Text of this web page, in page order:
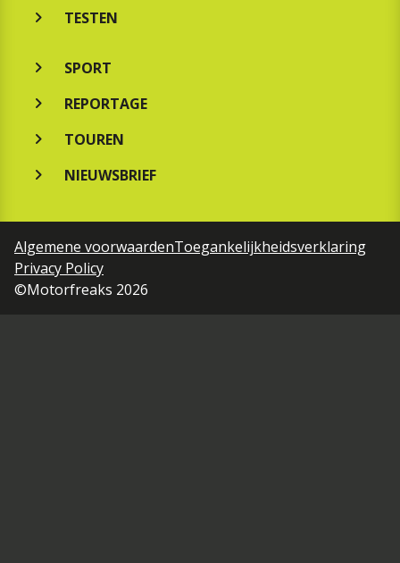
TESTEN
SPORT
REPORTAGE
TOUREN
NIEUWSBRIEF
Algemene voorwaardenToegankelijkheidsverklaring
Privacy Policy
©Motorfreaks 2026